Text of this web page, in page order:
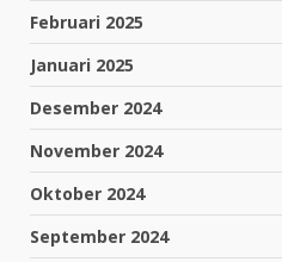
Februari 2025
Januari 2025
Desember 2024
November 2024
Oktober 2024
September 2024